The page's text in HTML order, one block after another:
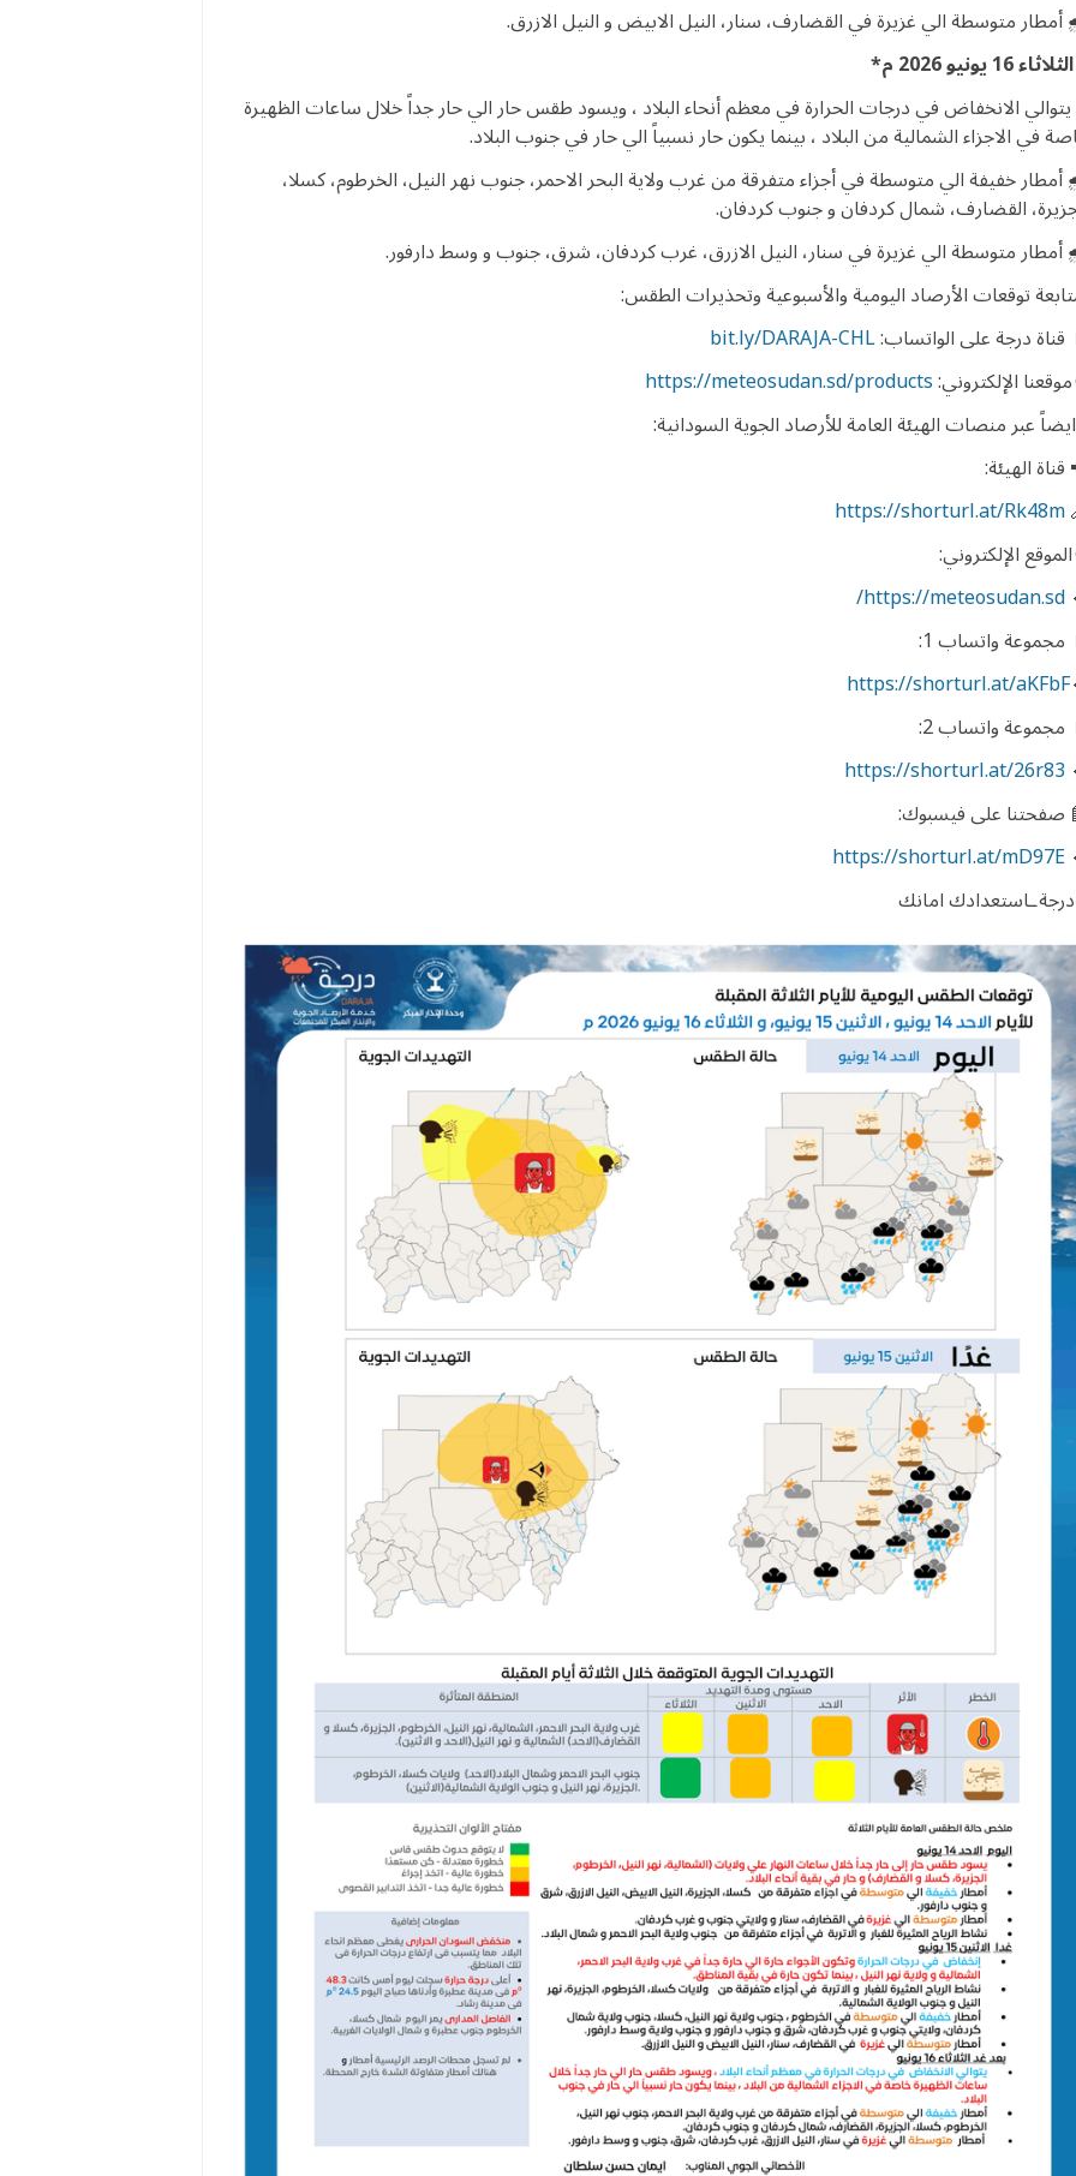
متوسطة الي غزيرة في القضارف، سنار، النيل الابيض و النيل الازرق.
16 يونيو 2026 م*
الانخفاض في درجات الحرارة في معظم أنحاء البلاد ، ويسود طقس حار الي حار جداً خلال ساعات الظهيرة
في الاجزاء الشمالية من البلاد ، بينما يكون حار نسبياً الي حار في جنوب البلاد.
خفيفة الي متوسطة في أجزاء متفرقة من غرب ولاية البحر الاحمر، جنوب نهر النيل، الخرطوم، كسلا،
القضارف، شمال كردفان و جنوب كردفان.
متوسطة الي غزيرة في سنار، النيل الازرق، غرب كردفان، شرق، جنوب و وسط دارفور.
توقعات الأرصاد اليومية والأسبوعية وتحذيرات الطقس:
قناة درجة على الواتساب:bit.ly/DARAJA-CHL
الإلكتروني:https://meteosudan.sd/products
عبر منصات الهيئة العامة للأرصاد الجوية السودانية:
الهيئة:
https://shorturl.at/Rk48m
الإلكتروني:
https://meteosudan.sd/
مجموعة واتساب 1:
https://shorturl.at/aKFbF
مجموعة واتساب 2:
https://shorturl.at/26r83
صفحتنا على فيسبوك:
https://shorturl.at/mD97E
درجةـاستعدادك امانك